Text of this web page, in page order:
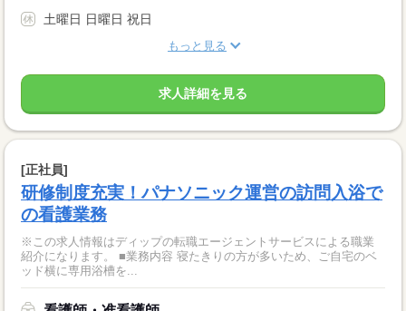
土曜日 日曜日 祝日
もっと見る
求人詳細を見る
[正社員]
研修制度充実！パナソニック運営の訪問入浴で
の看護業務
※この求人情報はディップの転職エージェントサービスによる職業
紹介になります。 ■業務内容 寝たきりの方が多いため、ご自宅のベ
ッド横に専用浴槽を...